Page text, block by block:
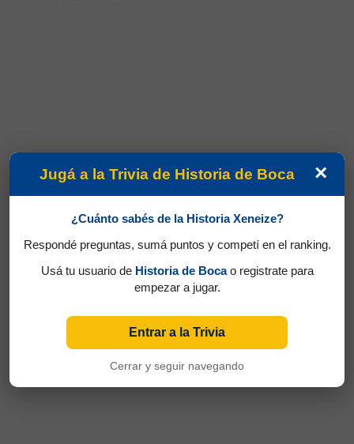
×
Jugá a la Trivia de Historia de Boca
¿Cuánto sabés de la Historia Xeneize?
Respondé preguntas, sumá puntos y competí en el ranking.
Usá tu usuario de Historia de Bocao registrate para
empezar a jugar.
Entrar a la Trivia
Cerrar y seguir navegando